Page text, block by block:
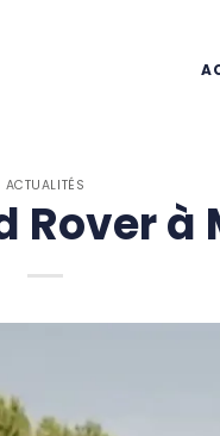
ACTUALITÉS
Rover à